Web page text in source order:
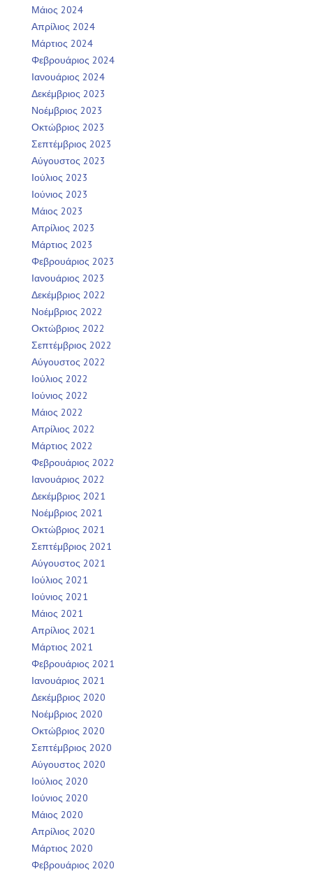
Μάιος 2024
Απρίλιος 2024
Μάρτιος 2024
Φεβρουάριος 2024
Ιανουάριος 2024
Δεκέμβριος 2023
Νοέμβριος 2023
Οκτώβριος 2023
Σεπτέμβριος 2023
Αύγουστος 2023
Ιούλιος 2023
Ιούνιος 2023
Μάιος 2023
Απρίλιος 2023
Μάρτιος 2023
Φεβρουάριος 2023
Ιανουάριος 2023
Δεκέμβριος 2022
Νοέμβριος 2022
Οκτώβριος 2022
Σεπτέμβριος 2022
Αύγουστος 2022
Ιούλιος 2022
Ιούνιος 2022
Μάιος 2022
Απρίλιος 2022
Μάρτιος 2022
Φεβρουάριος 2022
Ιανουάριος 2022
Δεκέμβριος 2021
Νοέμβριος 2021
Οκτώβριος 2021
Σεπτέμβριος 2021
Αύγουστος 2021
Ιούλιος 2021
Ιούνιος 2021
Μάιος 2021
Απρίλιος 2021
Μάρτιος 2021
Φεβρουάριος 2021
Ιανουάριος 2021
Δεκέμβριος 2020
Νοέμβριος 2020
Οκτώβριος 2020
Σεπτέμβριος 2020
Αύγουστος 2020
Ιούλιος 2020
Ιούνιος 2020
Μάιος 2020
Απρίλιος 2020
Μάρτιος 2020
Φεβρουάριος 2020